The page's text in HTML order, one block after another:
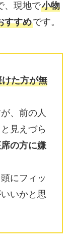
、現地で小物
すすめです。
た方が無
、前の人
見えづら
の方に嫌
にフィッ
いかと思